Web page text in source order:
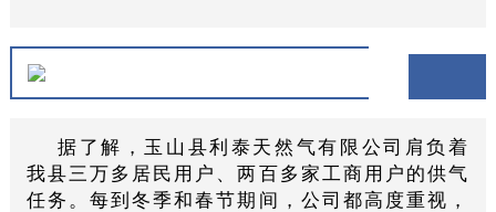
据了解，玉山县利泰天然气有限公司肩负着
我县三万多居民用户、两百多家工商用户的供气
任务。每到冬季和春节期间，公司都高度重视，